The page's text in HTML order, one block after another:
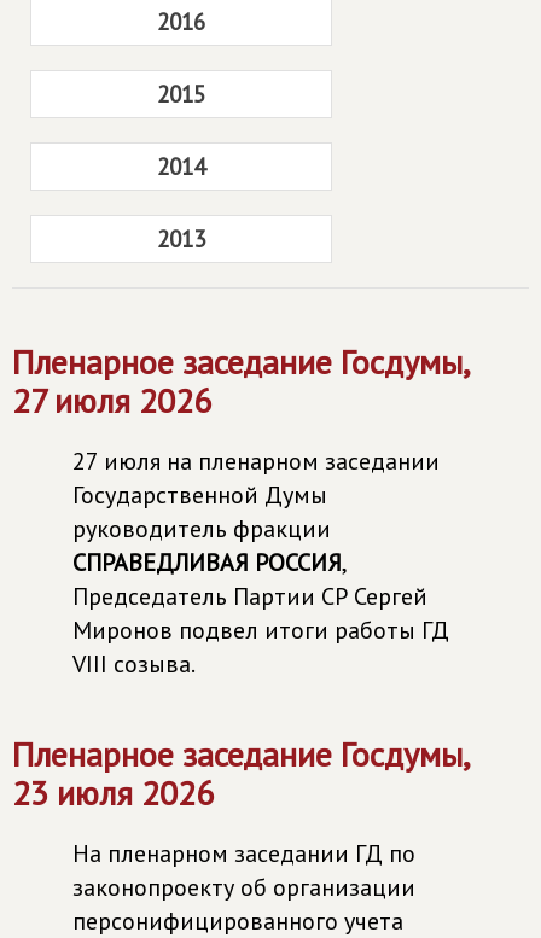
2016
2015
2014
2013
Пленарное заседание Госдумы,
27 июля 2026
27 июля на пленарном заседании
Государственной Думы
руководитель фракции
СПРАВЕДЛИВАЯ РОССИЯ,
Председатель Партии СР Сергей
Миронов подвел итоги работы ГД
VIII созыва.
Пленарное заседание Госдумы,
23 июля 2026
На пленарном заседании ГД по
законопроекту об организации
персонифицированного учета